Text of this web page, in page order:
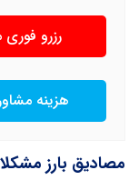
رزرو
هزینه
مصادیق بارز